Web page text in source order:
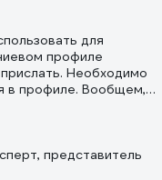
для
профиле
Необходимо
в профиле. Вообщем,
* Евгений.
представитель